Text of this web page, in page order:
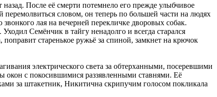
После её смерти потемнело его прежде улыбчивое
словом, он теперь по большей части на людях
лая на вечерней перекличке дворовых собак.
Семёнчик в тайгу ненадолго и всегда старался
старенькое ружьё за спиной, замкнет на крючок
электрического света за обтерханными, посеревшими
окон с покосившимися раззявленными ставнями. Её
за штакетник, Никитична скрипучим голосом покликала